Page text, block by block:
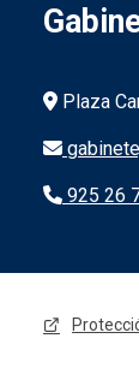
Plaza
925 26